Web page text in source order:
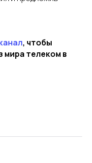
, чтобы
мира телеком в
на